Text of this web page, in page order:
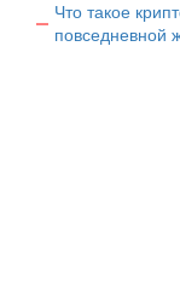
Что такое
повседневной